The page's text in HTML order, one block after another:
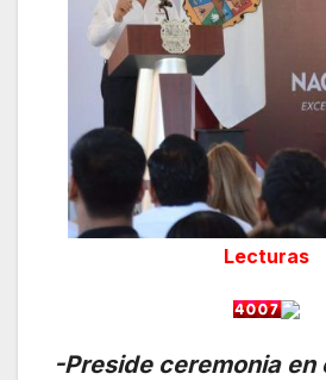
Lecturas
-Preside ceremonia en